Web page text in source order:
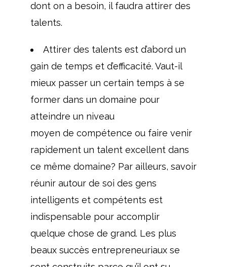
dont on a besoin, il faudra attirer des
talents.
Attirer des talents est d’abord un
gain de temps et d’efficacité. Vaut-il
mieux passer un certain temps à se
former dans un domaine pour
atteindre un niveau
moyen de compétence ou faire venir
rapidement un talent excellent dans
ce même domaine? Par ailleurs, savoir
réunir autour de soi des gens
intelligents et compétents est
indispensable pour accomplir
quelque chose de grand. Les plus
beaux succès entrepreneuriaux se